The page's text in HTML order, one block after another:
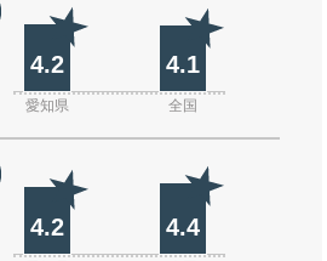
4.2 4.1
愛知県 全国
4.2 4.4